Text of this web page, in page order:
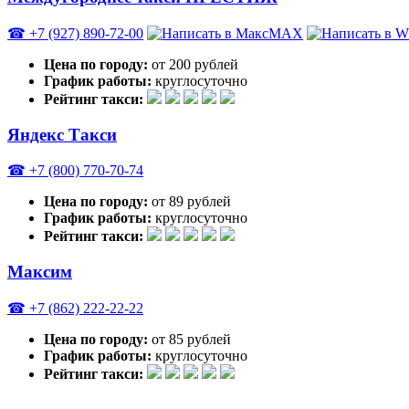
☎ +7 (927) 890-72-00 MAX
Цена по городу: от 200 рублей
График работы: круглосуточно
Рейтинг такси:
Яндекс Такси
☎ +7 (800) 770-70-74
Цена по городу: от 89 рублей
График работы: круглосуточно
Рейтинг такси:
Максим
☎ +7 (862) 222-22-22
Цена по городу: от 85 рублей
График работы: круглосуточно
Рейтинг такси: